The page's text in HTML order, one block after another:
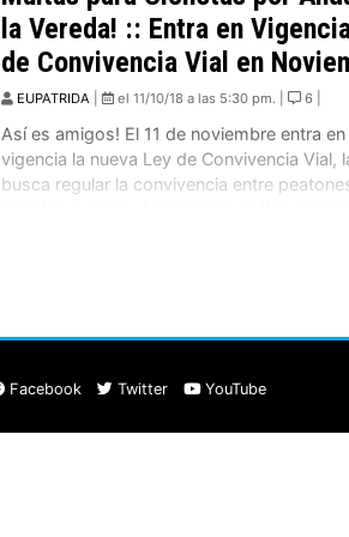
la Vereda! :: Entra en
de Convivencia Vial en
EUPATRIDA el 11/10/18 a las 5:30 pm. | 6 |
Así es amigos! El 11 de noviembre entra en
vigencia la nueva Ley de Convivencia Vial,
busca regular la convivencia entre
Facebook Twitter YouTube